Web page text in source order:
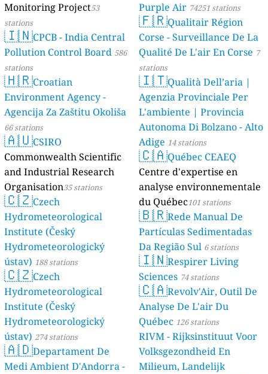
Monitoring Project53
stations
🇮🇳CPCB - India Central
Pollution Control Board 586
stations
🇭🇷Croatian
Environment Agency -
Agencija Za Zaštitu Okoliša
66 stations
🇦🇺CSIRO
Commonwealth Scientific
and Industrial Research
Organisation35 stations
🇨🇿Czech
Hydrometeorological
Institute (Český
Hydrometeorologický
ústav) 188 stations
🇨🇿Czech
Hydrometeorological
Institute (Český
Hydrometeorologický
ústav) 274 stations
🇦🇩Departament De
Medi Ambient D'Andorra -
Purple Air 74251 stations
🇫🇷Qualitair Région
Corse - Surveillance De La
Qualité De L'air En Corse 7
stations
🇮🇹Qualità Dell’aria |
Agenzia Provinciale Per
L'ambiente | Provincia
Autonoma Di Bolzano - Alto
Adige 14 stations
🇨🇦Québec CEAEQ
Centre d'expertise en
analyse environnementale
du Québec101 stations
🇧🇷Rede Manual De
Partículas Sedimentadas
Da Região Sul 6 stations
🇮🇳Respirer Living
Sciences 74 stations
🇨🇦Revolv'Air, Outil De
Analyse De L'air Du
Québec 126 stations
RIVM - Rijksinstituut Voor
Volksgezondheid En
Milieum, Landelijk